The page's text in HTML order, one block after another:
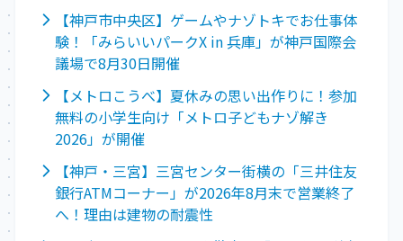
【神戸市中央区】ゲームやナゾトキでお仕事体
験！「みらいいパークX in 兵庫」が神戸国際会
議場で8月30日開催
【メトロこうべ】夏休みの思い出作りに！参加
無料の小学生向け「メトロ子どもナゾ解き
2026」が開催
【神戸・三宮】三宮センター街横の「三井住友
銀行ATMコーナー」が2026年8月末で営業終了
へ！理由は建物の耐震性